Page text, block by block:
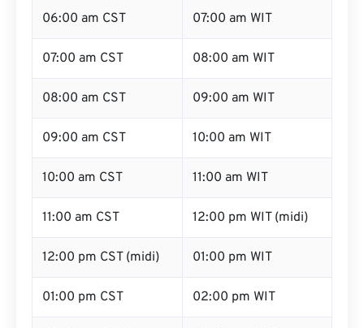
06:00 am CST 07:00 am WIT
07:00 am CST 08:00 am WIT
08:00 am CST 09:00 am WIT
09:00 am CST 10:00 am WIT
10:00 am CST 11:00 am WIT
11:00 am CST 12:00 pm WIT (midi)
12:00 pm CST (midi) 01:00 pm WIT
01:00 pm CST 02:00 pm WIT